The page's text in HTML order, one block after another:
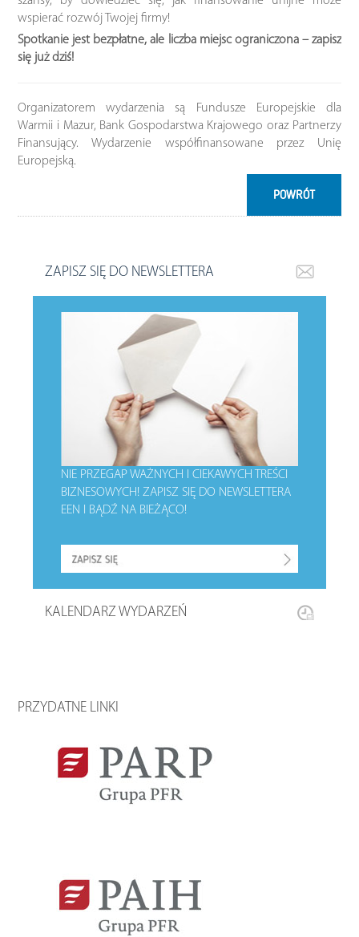
wspierać rozwój Twojej firmy!
Spotkanie jest bezpłatne, ale liczba miejsc ograniczona – zapisz
się już dziś!
Organizatorem wydarzenia są Fundusze Europejskie dla
Warmii i Mazur, Bank Gospodarstwa Krajowego oraz Partnerzy
Finansujący. Wydarzenie współfinansowane przez Unię
Europejską.
POWRÓT
ZAPISZ SIĘ DO NEWSLETTERA
NIE PRZEGAP WAŻNYCH I CIEKAWYCH TREŚCI
BIZNESOWYCH!ZAPISZ SIĘ DO NEWSLETTERA
EEN I BĄDŹ NA BIEŻĄCO!
KALENDARZ WYDARZEŃ
PRZYDATNE LINKI